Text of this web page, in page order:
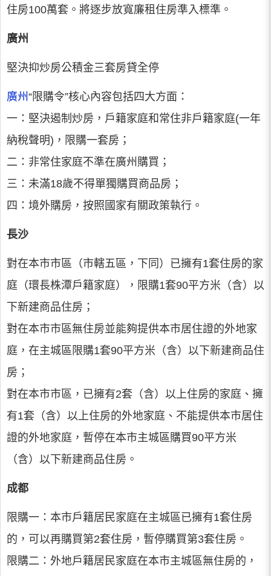
住房100萬套。將逐步放寬廉租住房準入標準。
廣州
堅決抑炒房公積金三套房貸全停
廣州 “限購令”核心內容包括四大方面：
一：堅決遏制炒房，戶籍家庭和常住非戶籍家庭(一年
納稅聲明)，限購一套房；
二：非常住家庭不準在廣州購買；
三：未滿18歲不得單獨購買商品房；
四：境外購房，按照國家有關政策執行。
長沙
對在本市市區（市轄五區，下同）已擁有1套住房的家
庭（環長株潭戶籍家庭），限購1套90平方米（含）以
下新建商品住房；
對在本市市區無住房並能夠提供本市居住證的外地家
庭，在主城區限購1套90平方米（含）以下新建商品住
房；
對在本市市區，已擁有2套（含）以上住房的家庭、擁
有1套（含）以上住房的外地家庭、不能提供本市居住
證的外地家庭，暫停在本市主城區購買90平方米
（含）以下新建商品住房。
成都
限購一：本市戶籍居民家庭在主城區已擁有1套住房
的，可以再購買第2套住房，暫停購買第3套住房。
限購二：外地戶籍居民家庭在本市主城區無住房的，